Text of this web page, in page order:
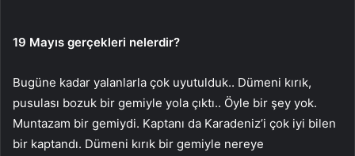
19 Mayıs gerçekleri nelerdir?
Bugüne kadar yalanlarla çok uyutulduk.. Dümeni kırık,
pusulası bozuk bir gemiyle yola çıktı.. Öyle bir şey yok.
Muntazam bir gemiydi. Kaptanı da Karadeniz’i çok iyi bilen
bir kaptandı. Dümeni kırık bir gemiyle nereye